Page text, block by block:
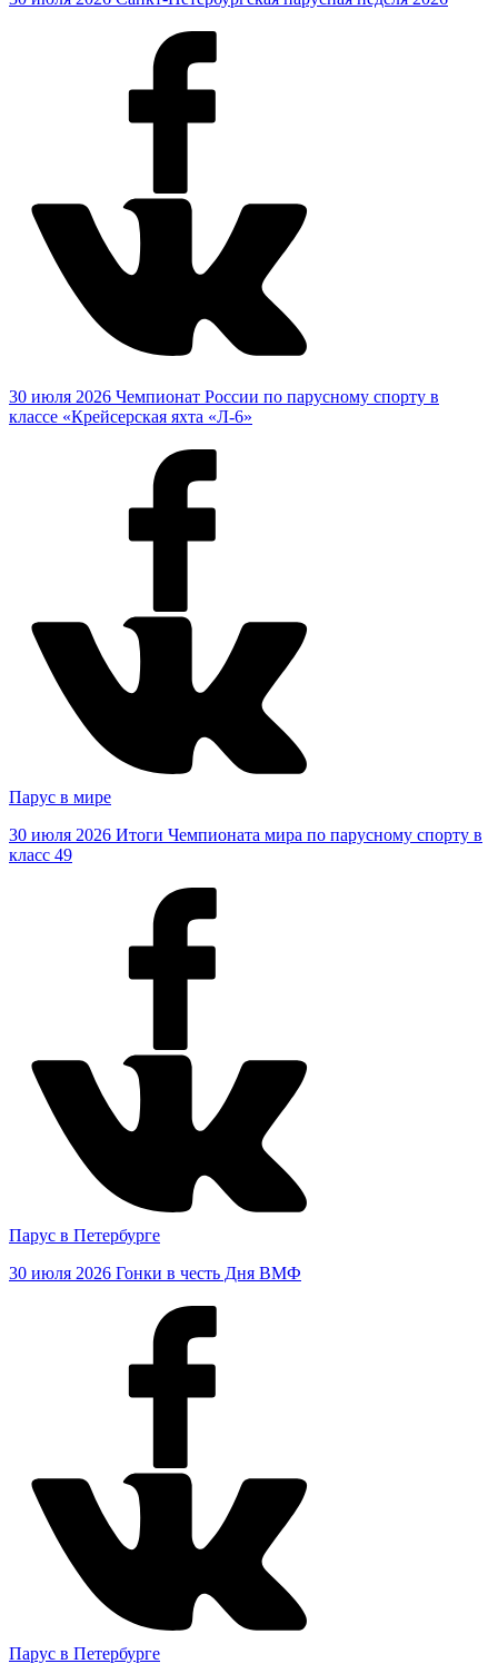
30 июля 2026 Чемпионат России по парусному спорту в
классе «Крейсерская яхта «Л-6»
Парус в мире
30 июля 2026 Итоги Чемпионата мира по парусному спорту в
класс 49
Парус в Петербурге
30 июля 2026 Гонки в честь Дня ВМФ
Парус в Петербурге